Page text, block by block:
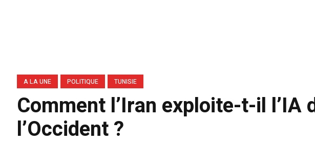
A LA UNE POLITIQUE TUNISIE
Comment l’Iran exploite-t-il l’IA
l’Occident ?